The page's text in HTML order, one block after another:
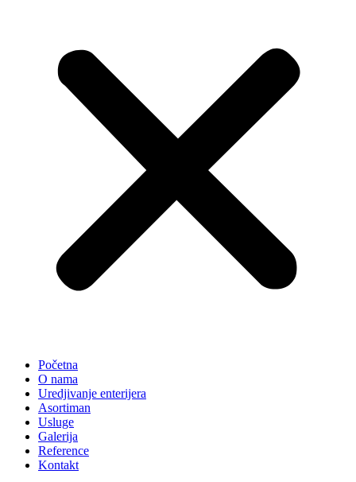
Početna
O nama
Uredjivanje enterijera
Asortiman
Usluge
Galerija
Reference
Kontakt